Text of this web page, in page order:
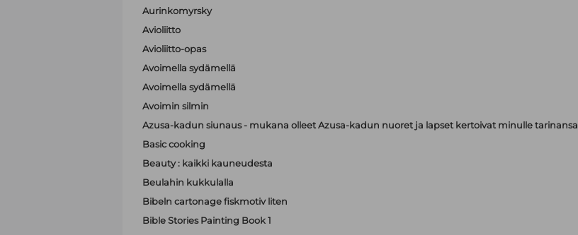
Aurinkomyrsky
Avioliitto
Avioliitto-opas
Avoimella sydämellä
Avoimella sydämellä
Avoimin silmin
Azusa-kadun siunaus - mukana olleet Azusa-kadun nuoret ja lapset kertoivat minulle tarinansa
Basic cooking
Beauty : kaikki kauneudesta
Beulahin kukkulalla
Bibeln cartonage fiskmotiv liten
Bible Stories Painting Book 1